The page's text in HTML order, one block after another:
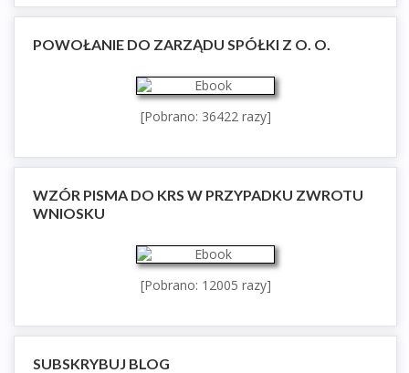
POWOŁANIE DO ZARZĄDU SPÓŁKI Z O. O.
[Pobrano: 36422 razy]
WZÓR PISMA DO KRS W PRZYPADKU ZWROTU
WNIOSKU
[Pobrano: 12005 razy]
SUBSKRYBUJ BLOG